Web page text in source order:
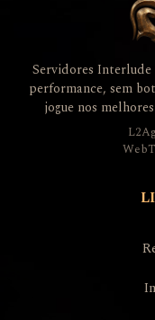
Servidores Interlude
performance, sem
jogue nos